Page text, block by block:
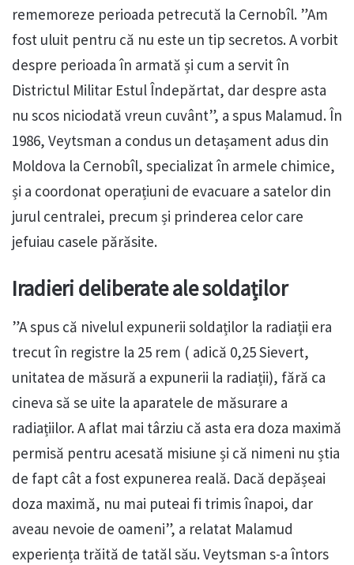
rememoreze perioada petrecută la Cernobîl. ”Am
fost uluit pentru că nu este un tip secretos. A vorbit
despre perioada în armată și cum a servit în
Districtul Militar Estul Îndepărtat, dar despre asta
nu scos niciodată vreun cuvânt”, a spus Malamud. În
1986, Veytsman a condus un detașament adus din
Moldova la Cernobîl, specializat în armele chimice,
și a coordonat operațiuni de evacuare a satelor din
jurul centralei, precum și prinderea celor care
jefuiau casele părăsite.
Iradieri deliberate ale soldaților
”A spus că nivelul expunerii soldaților la radiații era
trecut în registre la 25 rem ( adică 0,25 Sievert,
unitatea de măsură a expunerii la radiații), fără ca
cineva să se uite la aparatele de măsurare a
radiațiilor. A aflat mai târziu că asta era doza maximă
permisă pentru acesată misiune și că nimeni nu știa
de fapt cât a fost expunerea reală. Dacă depășeai
doza maximă, nu mai puteai fi trimis înapoi, dar
aveau nevoie de oameni”, a relatat Malamud
experiența trăită de tatăl său. Veytsman s-a întors